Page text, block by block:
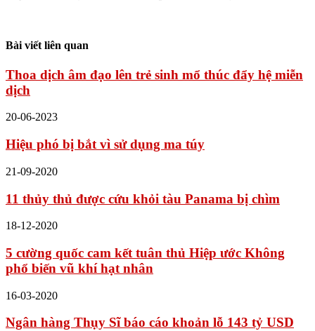
Bài viết liên quan
Thoa dịch âm đạo lên trẻ sinh mổ thúc đẩy hệ miễn
dịch
20-06-2023
Hiệu phó bị bắt vì sử dụng ma túy
21-09-2020
11 thủy thủ được cứu khỏi tàu Panama bị chìm
18-12-2020
5 cường quốc cam kết tuân thủ Hiệp ước Không
phổ biến vũ khí hạt nhân
16-03-2020
Ngân hàng Thụy Sĩ báo cáo khoản lỗ 143 tỷ USD